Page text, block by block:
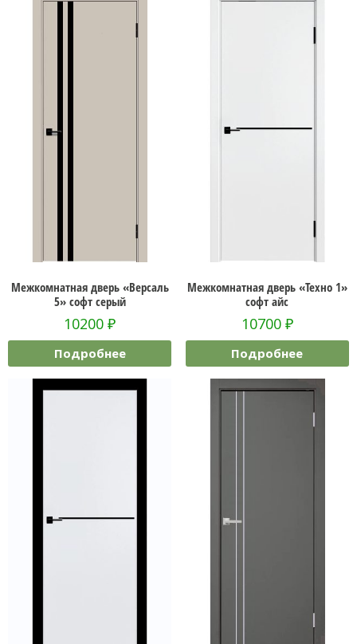
Межкомнатная дверь «Версаль
5» софт серый
10200₽
Подробнее
Межкомнатная дверь «Техно 1»
софт айс
10700 ₽
Подробнее